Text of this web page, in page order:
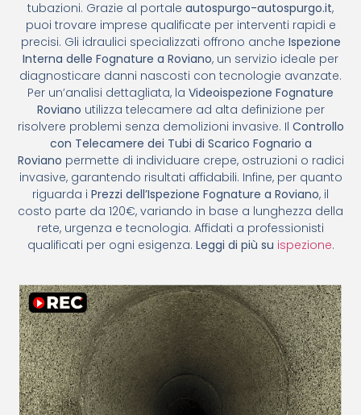
tubazioni. Grazie al portale autospurgo-autospurgo.it,
puoi trovare imprese qualificate per interventi rapidi e
precisi. Gli idraulici specializzati offrono anche Ispezione
Interna delle Fognature a Roviano, un servizio ideale per
diagnosticare danni nascosti con tecnologie avanzate.
Per un’analisi dettagliata, la Videoispezione Fognature
Roviano utilizza telecamere ad alta definizione per
risolvere problemi senza demolizioni invasive. Il Controllo
con Telecamere dei Tubi di Scarico Fognario a
Roviano permette di individuare crepe, ostruzioni o radici
invasive, garantendo risultati affidabili. Infine, per quanto
riguarda i Prezzi dell’Ispezione Fognature a Roviano, il
costo parte da 120€, variando in base a lunghezza della
rete, urgenza e tecnologia. Affidati a professionisti
qualificati per ogni esigenza. Leggi di più su ispezione.